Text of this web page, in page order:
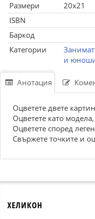
Размери
20x21
ISBN
Баркод
Категории
и
Анотация
Оцветете двете
Оцветете като
Оцветете според
Свържете точките и
ХЕЛИКОН